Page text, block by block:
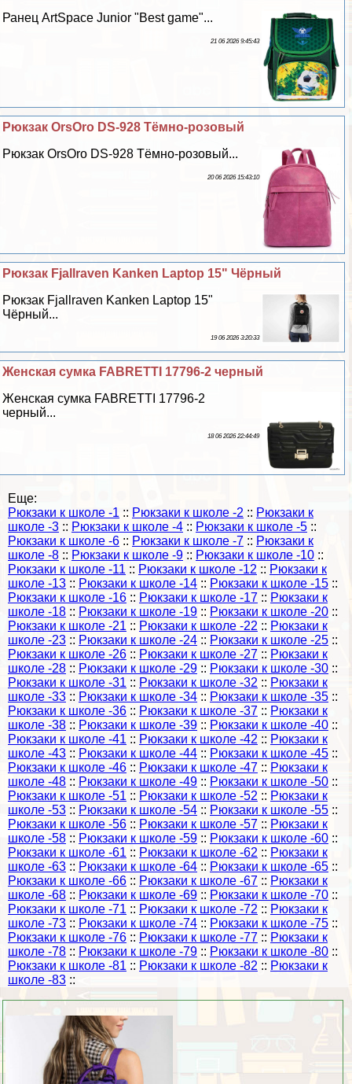
Ранец ArtSpace Junior "Best game"...
21 06 2026 9:45:43
Рюкзак OrsOro DS-928 Тёмно-розовый
Рюкзак OrsOro DS-928 Тёмно-розовый...
20 06 2026 15:43:10
Рюкзак Fjallraven Kanken Laptop 15" Чёрный
Рюкзак Fjallraven Kanken Laptop 15"
Чёрный...
19 06 2026 3:20:33
Женская сумка FABRETTI 17796-2 черный
Женская сумка FABRETTI 17796-2
черный...
18 06 2026 22:44:49
Еще:
Рюкзаки к школе -1 :: Рюкзаки к школе -2 :: Рюкзаки к
школе -3 :: Рюкзаки к школе -4 :: Рюкзаки к школе -5 ::
Рюкзаки к школе -6 :: Рюкзаки к школе -7 :: Рюкзаки к
школе -8 :: Рюкзаки к школе -9 :: Рюкзаки к школе -10 ::
Рюкзаки к школе -11 :: Рюкзаки к школе -12 :: Рюкзаки к
школе -13 :: Рюкзаки к школе -14 :: Рюкзаки к школе -15 ::
Рюкзаки к школе -16 :: Рюкзаки к школе -17 :: Рюкзаки к
школе -18 :: Рюкзаки к школе -19 :: Рюкзаки к школе -20 ::
Рюкзаки к школе -21 :: Рюкзаки к школе -22 :: Рюкзаки к
школе -23 :: Рюкзаки к школе -24 :: Рюкзаки к школе -25 ::
Рюкзаки к школе -26 :: Рюкзаки к школе -27 :: Рюкзаки к
школе -28 :: Рюкзаки к школе -29 :: Рюкзаки к школе -30 ::
Рюкзаки к школе -31 :: Рюкзаки к школе -32 :: Рюкзаки к
школе -33 :: Рюкзаки к школе -34 :: Рюкзаки к школе -35 ::
Рюкзаки к школе -36 :: Рюкзаки к школе -37 :: Рюкзаки к
школе -38 :: Рюкзаки к школе -39 :: Рюкзаки к школе -40 ::
Рюкзаки к школе -41 :: Рюкзаки к школе -42 :: Рюкзаки к
школе -43 :: Рюкзаки к школе -44 :: Рюкзаки к школе -45 ::
Рюкзаки к школе -46 :: Рюкзаки к школе -47 :: Рюкзаки к
школе -48 :: Рюкзаки к школе -49 :: Рюкзаки к школе -50 ::
Рюкзаки к школе -51 :: Рюкзаки к школе -52 :: Рюкзаки к
школе -53 :: Рюкзаки к школе -54 :: Рюкзаки к школе -55 ::
Рюкзаки к школе -56 :: Рюкзаки к школе -57 :: Рюкзаки к
школе -58 :: Рюкзаки к школе -59 :: Рюкзаки к школе -60 ::
Рюкзаки к школе -61 :: Рюкзаки к школе -62 :: Рюкзаки к
школе -63 :: Рюкзаки к школе -64 :: Рюкзаки к школе -65 ::
Рюкзаки к школе -66 :: Рюкзаки к школе -67 :: Рюкзаки к
школе -68 :: Рюкзаки к школе -69 :: Рюкзаки к школе -70 ::
Рюкзаки к школе -71 :: Рюкзаки к школе -72 :: Рюкзаки к
школе -73 :: Рюкзаки к школе -74 :: Рюкзаки к школе -75 ::
Рюкзаки к школе -76 :: Рюкзаки к школе -77 :: Рюкзаки к
школе -78 :: Рюкзаки к школе -79 :: Рюкзаки к школе -80 ::
Рюкзаки к школе -81 :: Рюкзаки к школе -82 :: Рюкзаки к
школе -83 ::